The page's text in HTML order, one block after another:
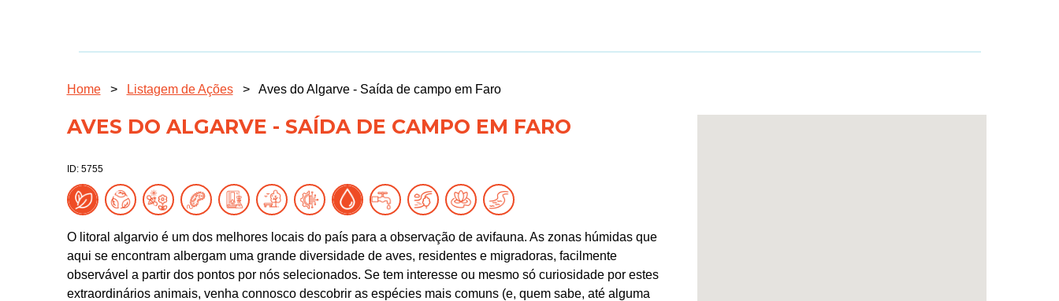
Home > Listagem de Ações > Aves do Algarve - Saída de campo em Faro
AVES DO ALGARVE - SAÍDA DE CAMPO EM FARO
ID: 5755
O litoral algarvio é um dos melhores locais do país para a observação de avifauna. As zonas húmidas que
aqui se encontram albergam uma grande diversidade de aves, residentes e migradoras, facilmente
observável a partir dos pontos por nós selecionados. Se tem interesse ou mesmo só curiosidade por estes
extraordinários animais, venha connosco descobrir as espécies mais comuns (e, quem sabe, até alguma